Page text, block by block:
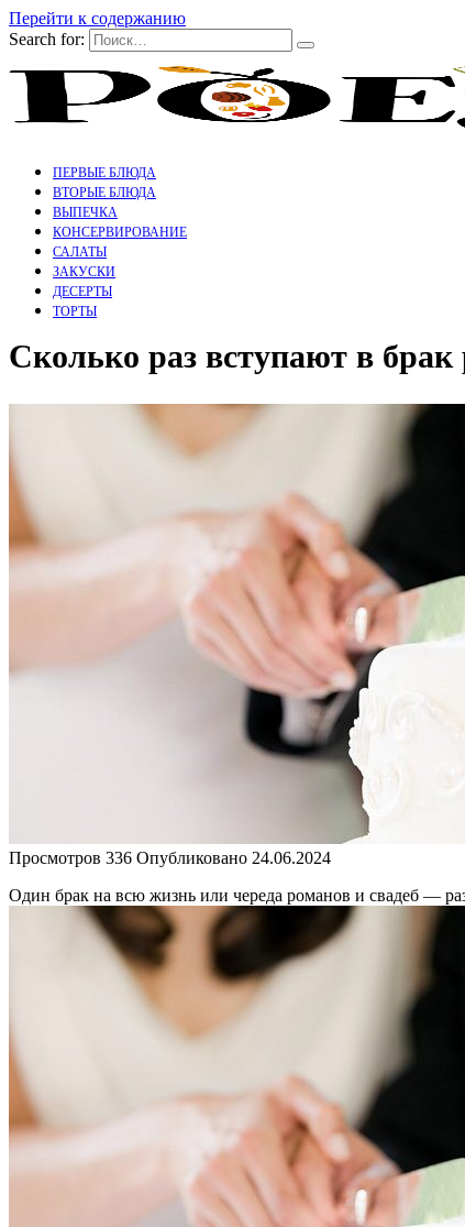
Перейти к содержанию
Search for:
ПЕРВЫЕ БЛЮДА
ВТОРЫЕ БЛЮДА
ВЫПЕЧКА
КОНСЕРВИРОВАНИЕ
САЛАТЫ
ЗАКУСКИ
ДЕСЕРТЫ
ТОРТЫ
Сколько раз вступают в брак
Просмотров 336 Опубликовано 24.06.2024
Один брак на всю жизнь или череда романов и свадеб —